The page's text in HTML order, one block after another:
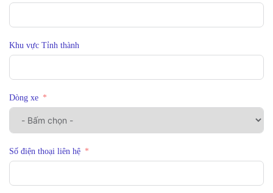
Khu vực Tỉnh thành
Dòng xe
Số điện thoại liên hệ